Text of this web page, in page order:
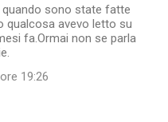
quando sono state fatte
qualcosa avevo letto su
fa.Ormai non se parla
19:26